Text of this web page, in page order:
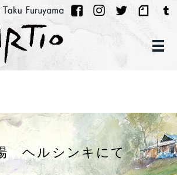
メ
ヘルシンキにて